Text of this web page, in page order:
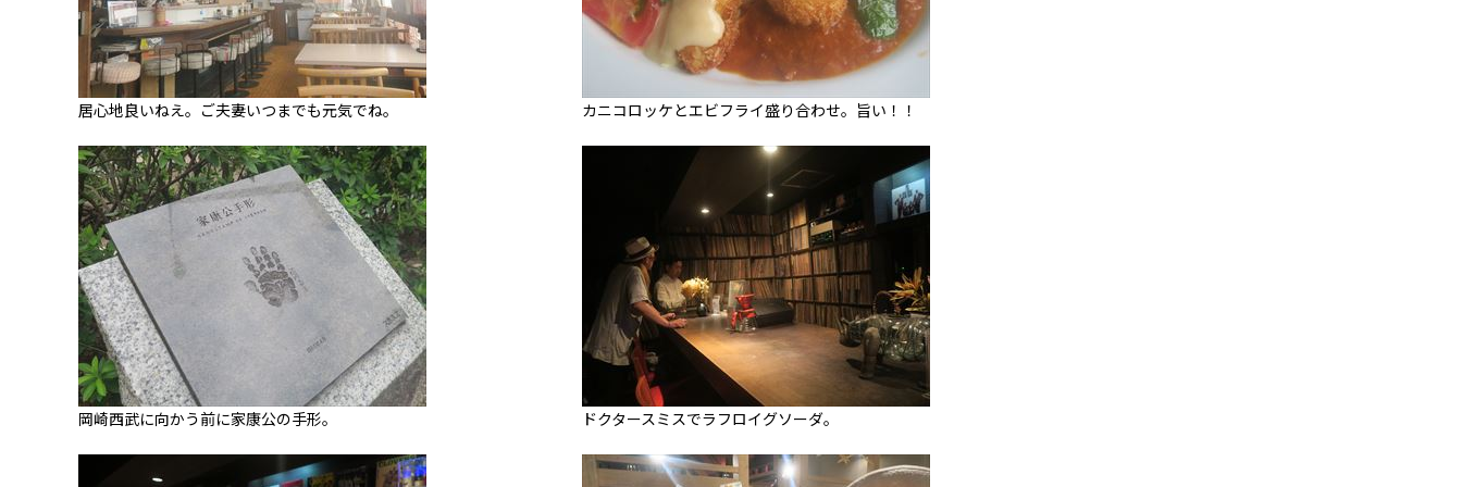
居心地良いねえ。ご夫妻いつまでも元気でね。 カニコロッケとエビフライ盛り合わせ。旨い！！
岡崎西武に向かう前に家康公の手形。 ドクタースミスでラフロイグソーダ。